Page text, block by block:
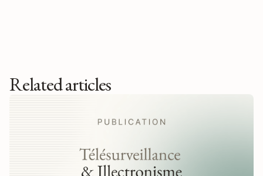
Related articles